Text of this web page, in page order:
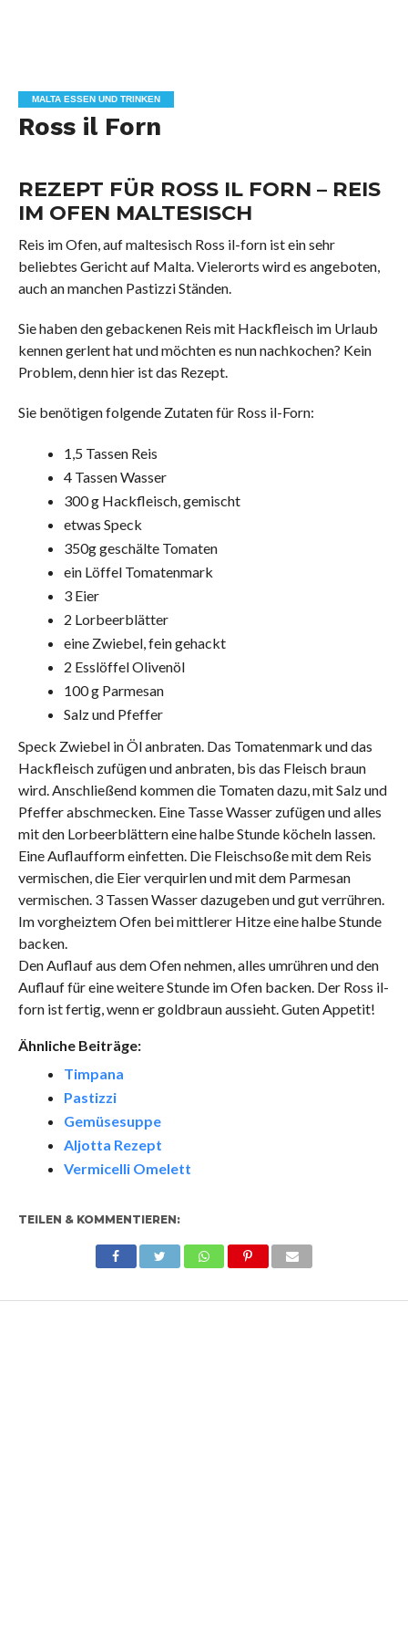
MALTA ESSEN UND TRINKEN
Ross il Forn
REZEPT FÜR ROSS IL FORN – REIS
IM OFEN MALTESISCH
Reis im Ofen, auf maltesisch Ross il-forn ist ein sehr
beliebtes Gericht auf Malta. Vielerorts wird es angeboten,
auch an manchen Pastizzi Ständen.
Sie haben den gebackenen Reis mit Hackfleisch im Urlaub
kennen gerlent hat und möchten es nun nachkochen? Kein
Problem, denn hier ist das Rezept.
Sie benötigen folgende Zutaten für Ross il-Forn:
1,5 Tassen Reis
4 Tassen Wasser
300 g Hackfleisch, gemischt
etwas Speck
350g geschälte Tomaten
ein Löffel Tomatenmark
3 Eier
2 Lorbeerblätter
eine Zwiebel, fein gehackt
2 Esslöffel Olivenöl
100 g Parmesan
Salz und Pfeffer
Speck Zwiebel in Öl anbraten. Das Tomatenmark und das
Hackfleisch zufügen und anbraten, bis das Fleisch braun
wird. Anschließend kommen die Tomaten dazu, mit Salz und
Pfeffer abschmecken. Eine Tasse Wasser zufügen und alles
mit den Lorbeerblättern eine halbe Stunde köcheln lassen.
Eine Auflaufform einfetten. Die Fleischsoße mit dem Reis
vermischen, die Eier verquirlen und mit dem Parmesan
vermischen. 3 Tassen Wasser dazugeben und gut verrühren.
Im vorgheiztem Ofen bei mittlerer Hitze eine halbe Stunde
backen.
Den Auflauf aus dem Ofen nehmen, alles umrühren und den
Auflauf für eine weitere Stunde im Ofen backen. Der Ross il-
forn ist fertig, wenn er goldbraun aussieht. Guten Appetit!
Ähnliche Beiträge:
Timpana
Pastizzi
Gemüsesuppe
Aljotta Rezept
Vermicelli Omelett
TEILEN & KOMMENTIEREN: